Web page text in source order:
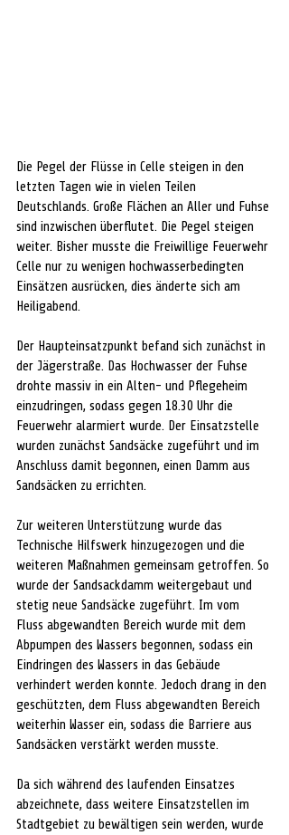
Die Pegel der Flüsse in Celle steigen in den
letzten Tagen wie in vielen Teilen
Deutschlands. Große Flächen an Aller und Fuhse
sind inzwischen überflutet. Die Pegel steigen
weiter. Bisher musste die Freiwillige Feuerwehr
Celle nur zu wenigen hochwasserbedingten
Einsätzen ausrücken, dies änderte sich am
Heiligabend.
Der Haupteinsatzpunkt befand sich zunächst in
der Jägerstraße. Das Hochwasser der Fuhse
drohte massiv in ein Alten- und Pflegeheim
einzudringen, sodass gegen 18.30 Uhr die
Feuerwehr alarmiert wurde. Der Einsatzstelle
wurden zunächst Sandsäcke zugeführt und im
Anschluss damit begonnen, einen Damm aus
Sandsäcken zu errichten.
Zur weiteren Unterstützung wurde das
Technische Hilfswerk hinzugezogen und die
weiteren Maßnahmen gemeinsam getroffen. So
wurde der Sandsackdamm weitergebaut und
stetig neue Sandsäcke zugeführt. Im vom
Fluss abgewandten Bereich wurde mit dem
Abpumpen des Wassers begonnen, sodass ein
Eindringen des Wassers in das Gebäude
verhindert werden konnte. Jedoch drang in den
geschützten, dem Fluss abgewandten Bereich
weiterhin Wasser ein, sodass die Barriere aus
Sandsäcken verstärkt werden musste.
Da sich während des laufenden Einsatzes
abzeichnete, dass weitere Einsatzstellen im
Stadtgebiet zu bewältigen sein werden, wurde